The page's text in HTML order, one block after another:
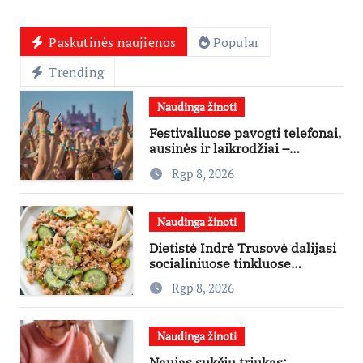
Paskutinės naujienos
Popular
Trending
Naudinga žinoti
Festivaliuose pavogti telefonai,
ausinės ir laikrodžiai –
ekspertai primena apie
didžiausias finansines rizikas
Rgp 8, 2026
Naudinga žinoti
Dietistė Indrė Trusovė dalijasi
socialiniuose tinkluose
išpopuliarėjusiu lašišos salotų
receptuRgp 8, 2026
Naudinga žinoti